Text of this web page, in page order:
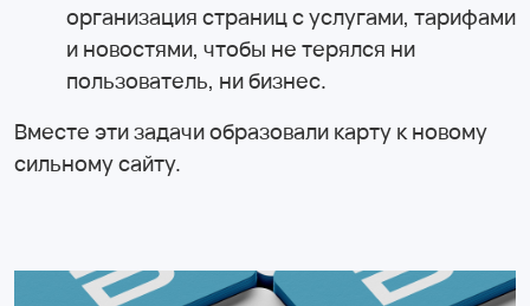
организация страниц с услугами, тарифами
и новостями, чтобы не терялся ни
пользователь, ни бизнес.
Вместе эти задачи образовали карту к новому
сильному сайту.